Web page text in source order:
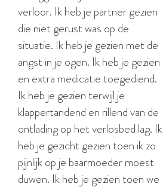
verloor. Ik heb je partner gezien
die niet gerust was op de
situatie. Ik heb je gezien met de
angst in je ogen. Ik heb je gezien
en extra medicatie toegediend.
Ik heb je gezien terwijl je
klappertandend en rillendvan de
ontlading op het verlosbed lag. Ik
heb je gezicht gezien toen ik zo
pijnlijk op je baarmoeder moest
duwen. Ik heb je gezien toen we